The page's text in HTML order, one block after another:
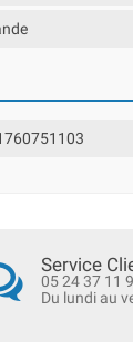
Service
05 24 37 11
Du lundi au